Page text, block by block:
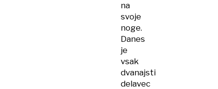
na
svoje
noge.
Danes
je
vsak
dvanajsti
delavec